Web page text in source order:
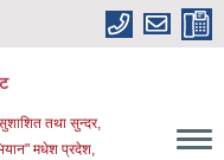
तथा सुन्दर,
मधेश प्रदेश,